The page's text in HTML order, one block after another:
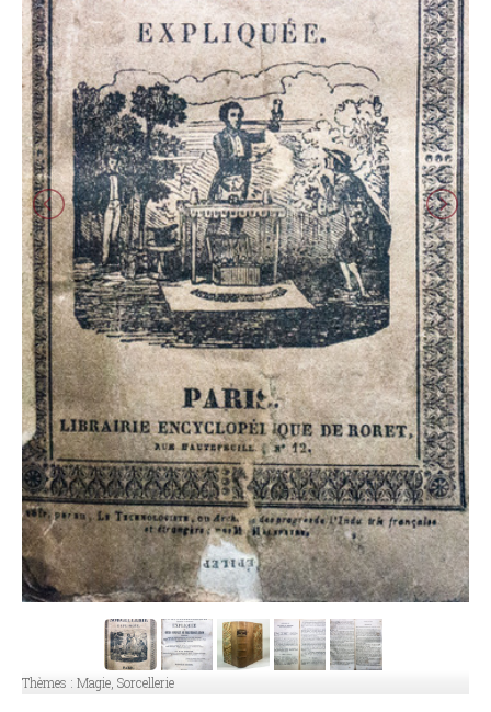
Thèmes : Magie, Sorcellerie